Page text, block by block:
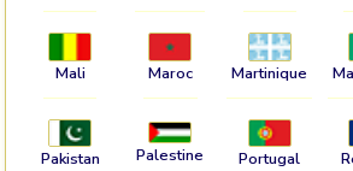
Mali Maroc Martinique
Pakistan Palestine Portugal